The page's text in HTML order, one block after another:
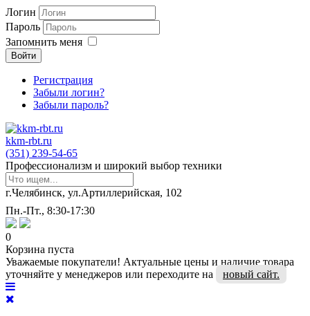
Логин
Пароль
Запомнить меня
Войти
Регистрация
Забыли логин?
Забыли пароль?
kkm-rbt.ru
(351) 239-54-65
Профессионализм и широкий выбор техники
г.Челябинск, ул.Артиллерийская, 102
Пн.-Пт., 8:30-17:30
0
Корзина пуста
Уважаемые покупатели! Актуальные цены и наличие товара
уточняйте у менеджеров или переходите на
новый сайт.